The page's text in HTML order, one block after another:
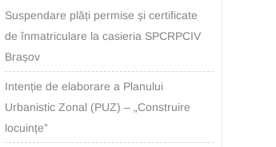
Suspendare plăți permise și certificate
de înmatriculare la casieria SPCRPCIV
Brașov
Intenție de elaborare a Planului
Urbanistic Zonal (PUZ) – „Construire
locuințe”